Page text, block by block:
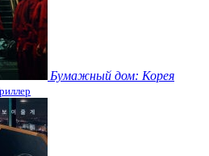
Бумажный дом: Корея